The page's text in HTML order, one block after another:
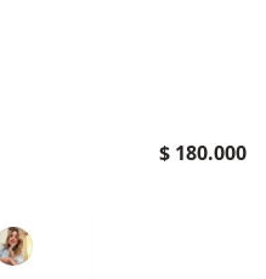
$ 180.000